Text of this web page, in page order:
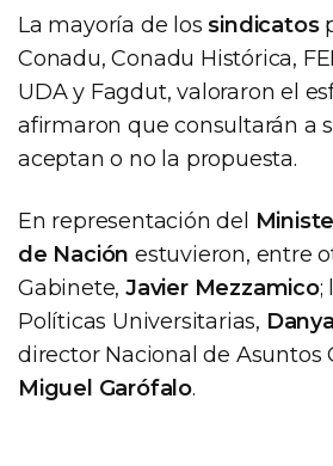
La mayoría de lossindicatos
Conadu, Conadu Histórica,
UDA y Fagdut, valoraron el
afirmaron que consultarán a
aceptan o no la propuesta.
En representación del
de Nación estuvieron, entre
Gabinete,Javier Mezzamico;
Políticas Universitarias,
director Nacional de Asuntos
Miguel Garófalo.